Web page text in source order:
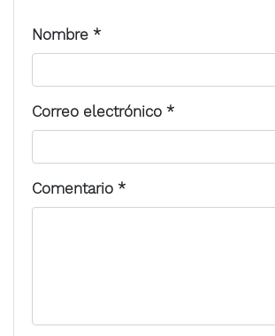
Nombre *
Correo electrónico *
Comentario *